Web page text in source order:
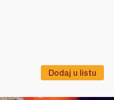
Dodaj u listu